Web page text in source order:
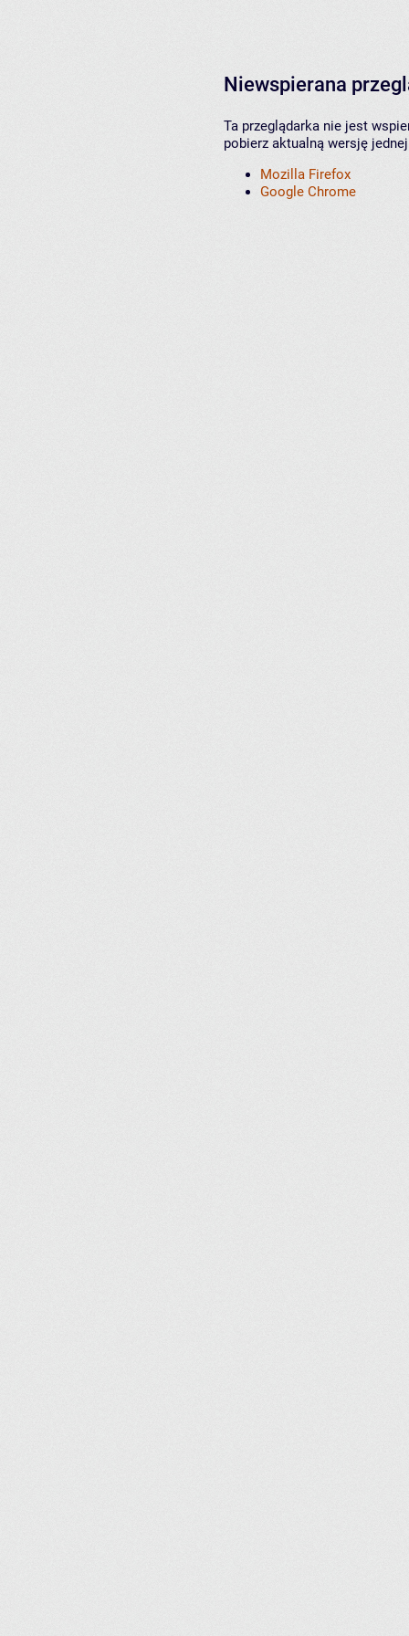
Niewspierana
Ta przeglądarka nie jest
pobierz aktualną wersję
Mozilla Firefox
Google Chrome